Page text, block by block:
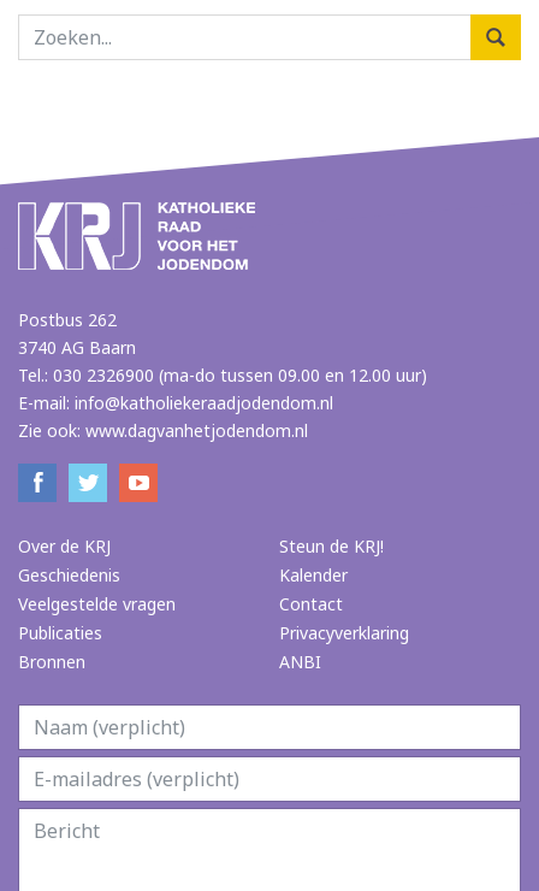
Postbus 262
3740 AG Baarn
Tel.: 030 2326900 (ma-do tussen 09.00 en 12.00 uur)
E-mail: info@katholiekeraadjodendom.nl
Zie ook: www.dagvanhetjodendom.nl
Over de KRJ
Geschiedenis
Veelgestelde vragen
Publicaties
Bronnen
Steun de KRJ!
Kalender
Contact
Privacyverklaring
ANBI